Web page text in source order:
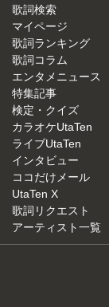
歌詞検索
マイページ
歌詞ランキング
歌詞コラム
エンタメニュース
特集記事
検定・クイズ
カラオケUtaTen
ライブUtaTen
インタビュー
ココだけメール
UtaTen X
歌詞リクエスト
アーティスト一覧